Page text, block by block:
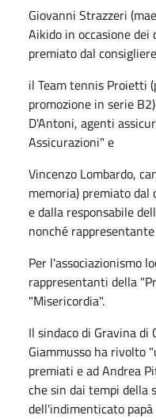
Giovanni Strazzeri
Aikido in occasione
premiato dal
il Team tennis Proietti
promozione in serie
D'Antoni, agenti
Assicurazioni" e
Vincenzo Lombardo,
memoria) premiato dal
e dalla responsabile
nonché
Per l'associazionismo
rappresentanti della
"Misericordia".
Il sindaco di Gravina
Giammusso ha rivolto
premiati e ad Andrea
che sin dai tempi della
dell'indimenticato